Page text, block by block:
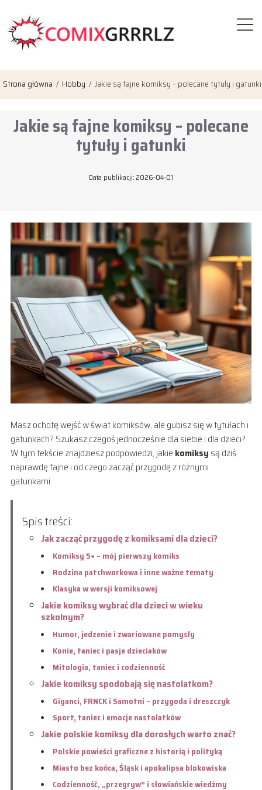
Strona główna / Hobby / Jakie są fajne komiksy – polecane tytuły i gatunki
Jakie są fajne komiksy – polecane
tytuły i gatunki
Data publikacji: 2026-04-01
Masz ochotę wejść w świat komiksów, ale gubisz się w tytułach i
gatunkach? Szukasz czegoś jednocześnie dla siebie i dla dzieci?
W tym tekście znajdziesz podpowiedzi, jakie komiksy są dziś
naprawdę fajne i od czego zacząć przygodę z różnymi
gatunkami.
Spis treści:
Jak zacząć przygodę z komiksami dla dzieci?
Komiksy 5+ – mój pierwszy komiks
Rodzina patchworkowa i inne ważne tematy
Klasyka w wersji komiksowej
Jakie komiksy wybrać dla dzieci w wieku
szkolnym?
Humor, jedzenie i zwariowane pomysły
Konie, taniec i pasje dzieciaków
Mitologia, taniec i codzienność
Jakie komiksy spodobają się nastolatkom?
Giganci, FRNCK i Samotni – przygoda i dreszczyk
Sport, taniec i emocje nastolatków
Jakie polskie komiksy dla dorosłych warto znać?
Polskie powieści graficzne z historią i polityką
Miasto bez końca, Śląsk i apokalipsa blokowiska
Codzienność, „przegryw” i słowiańskie wiedźmy